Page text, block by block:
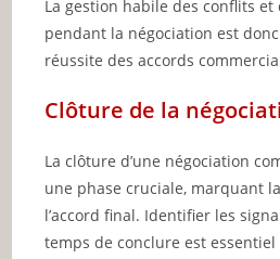
La gestion habile des conflits et
pendant la négociation est
réussite des accords
Clôture de la
La clôture d’une négociation
une phase cruciale, marquant
l’accord final. Identifier les
temps de conclure est